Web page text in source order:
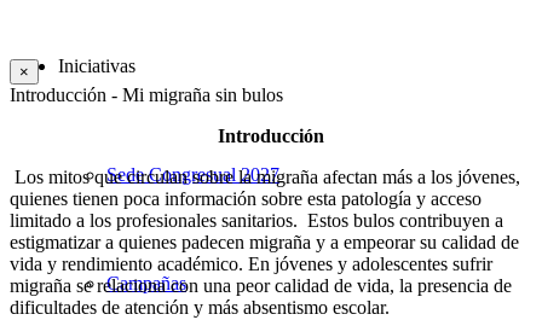
Iniciativas
Sede Congresual 2027
Campañas
×
Introducción - Mi migraña sin bulos
Introducción
Los mitos que circulan sobre la migraña afectan más a los jóvenes,
quienes tienen poca información sobre esta patología y acceso
limitado a los profesionales sanitarios. Estos bulos contribuyen a
estigmatizar a quienes padecen migraña y a empeorar su calidad de
vida y rendimiento académico. En jóvenes y adolescentes sufrir
migraña se relaciona con una peor calidad de vida, la presencia de
dificultades de atención y más absentismo escolar.